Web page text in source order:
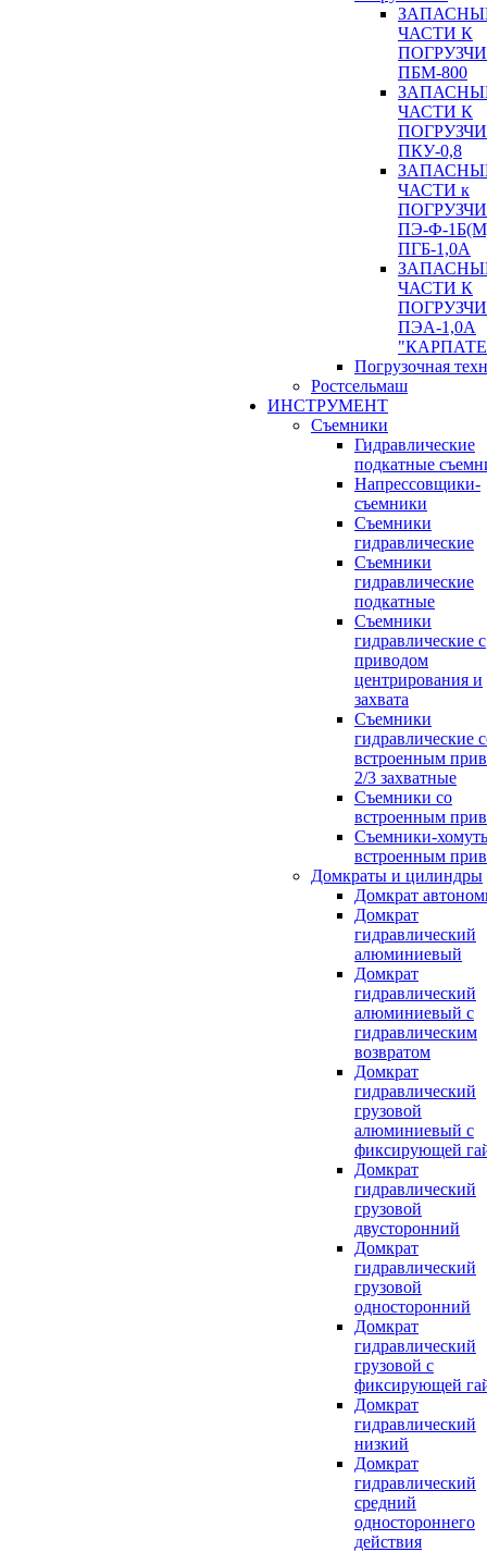
ЧАСТИ К
ПБМ-800
ЧАСТИ К
ПКУ-0,8
ЧАСТИ к
ПЭ-Ф-
ПГБ-1,0А
ЧАСТИ К
ПЭА-1,0А
Погрузочная
Ростсельмаш
ИНСТРУМЕНТ
Съемники
Гидравлические
подкатные
Напрессовщики-
съемники
Съемники
гидравлические
Съемники
гидравлические
подкатные
Съемники
гидравлические с
приводом
центрирования и
захвата
Съемники
гидравлические
встроенным
2/3 захватные
Съемники со
встроенным
Съемники-
встроенным
Домкраты и цилиндры
Домкрат
Домкрат
гидравлический
алюминиевый
Домкрат
гидравлический
алюминиевый с
гидравлическим
возвратом
Домкрат
гидравлический
грузовой
алюминиевый с
фиксирующей
Домкрат
гидравлический
грузовой
двусторонний
Домкрат
гидравлический
грузовой
односторонний
Домкрат
гидравлический
грузовой с
фиксирующей
Домкрат
гидравлический
низкий
Домкрат
гидравлический
средний
одностороннего
действия